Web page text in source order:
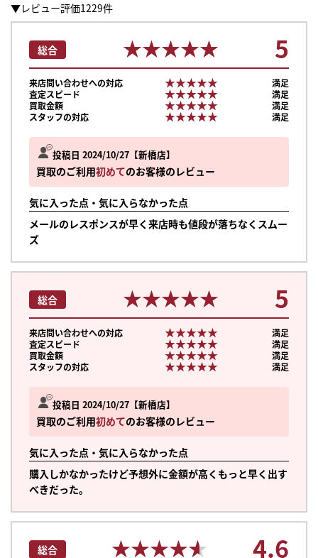
▼レビュー評価1229件
投稿日 2024/10/27 新橋店
買取のご利用初めてのお客様のレビュー
気に入った点・気に入らなかった点
メールのレスポンスが早く来店時も値段が落ちなくスムー
ズ
総合 ★★★★★
★★★★★ 5
来店問い合わせへの対応 ★★★★★
★★★★★
満足
査定スピード
★★★★★
★★★★★
満足
買取金額
★★★★★
★★★★★
満足
スタッフの対応
★★★★★
★★★★★ 満足
投稿日 2024/10/27 新橋店
買取のご利用初めてのお客様のレビュー
気に入った点・気に入らなかった点
購入しかなかったけど予想外に金額が高くもっと早く出す
べきだった。
総合 ★★★★★
★★★★★ 5
来店問い合わせへの対応 ★★★★★
★★★★★
満足
査定スピード
★★★★★
★★★★★
満足
買取金額
★★★★★
★★★★★
満足
スタッフの対応
★★★★★
★★★★★ 満足
総合 ★★★★★
★★★★★ 4.6
まずは